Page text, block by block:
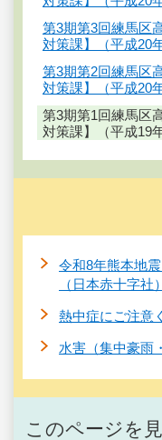
第3期第3回練馬区
対策課】（平成20
第3期第2回練馬区
対策課】（平成20
第3期第1回練馬区
対策課】（平成19
令和8年熊本地
（日本赤十字社）
熱中症にご注意
水害（集中豪雨
このページを